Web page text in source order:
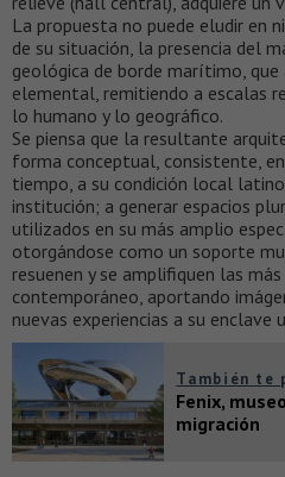
La propuesta no puede eludir en
de su situación, la presencia del
geológica de borde marítimo,
elemental, remitiendo a escalas
lo humano y lo geográfico.
Se piensa que la resultante
forma conceptual, consistente,
tiempo, a su condición local
institución; a generar espacios
utilizados en su más amplio
otorgándose como un soporte
resuenen y se amplifiquen las
contemporáneo, aportando
nuevas experiencias a su enclave
También te
Fenix,
migración